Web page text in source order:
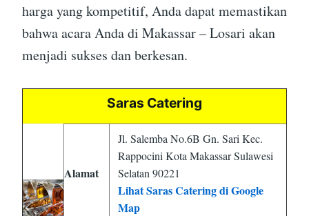
harga yang kompetitif, Anda dapat memastikan
bahwa acara Anda di Makassar – Losari akan
menjadi sukses dan berkesan.
Saras Catering
Alamat
Jl. Salemba No.6B Gn. Sari Kec.
Rappocini Kota Makassar Sulawesi
Selatan 90221
Lihat Saras Catering di Google
Map